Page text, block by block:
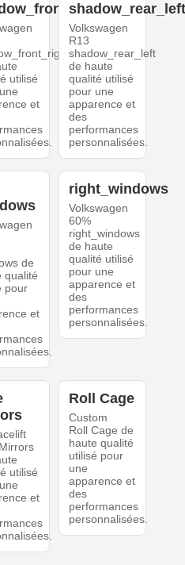
utilisé
et
Volkswagen
R13
shadow_rear_left
de haute
qualité utilisé
pour une
apparence et
des
performances
personnalisées.
de
qualité
pour
et
right_windows
Volkswagen
60%
right_windows
de haute
qualité utilisé
pour une
apparence et
des
performances
personnalisées.
utilisé
et
Roll Cage
Custom
Roll Cage de
haute qualité
utilisé pour
une
apparence et
des
performances
personnalisées.